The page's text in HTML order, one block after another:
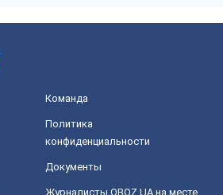
Команда
Политика
конфиденциальности
Документы
Журналисты OBOZ.UA на месте